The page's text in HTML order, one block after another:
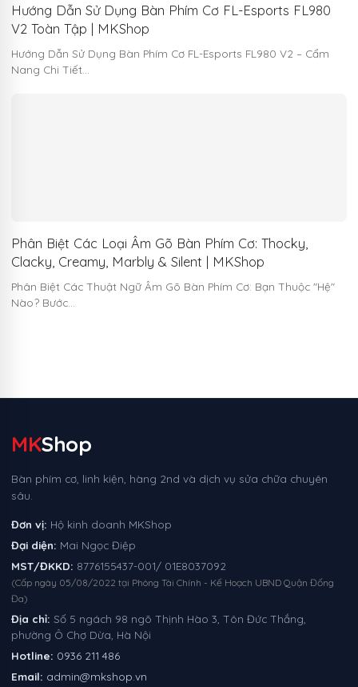
Hướng Dẫn Sử Dụng Bàn Phím Cơ FL-Esports FL980
V2 Toàn Tập | MKShop
Hướng Dẫn Sử Dụng Bàn Phím Cơ FL-Esports FL980 V2 – Cẩm
Nang Chi Tiết…
Phân Biệt Các Loại Âm Gõ Bàn Phím Cơ: Thocky,
Clacky, Creamy, Marbly & Silent | MKShop
Phân Biệt Các Thuật Ngữ Âm Gõ Bàn Phím Cơ: Bạn Thuộc "Hệ"
Nào? Bước…
MKShop
Bàn phím cơ, linh kiện, hàng 2nd và dịch vụ sửa chữa chuyên
sâu.
Đơn vị: Hộ kinh doanh MKShop
Đại diện: Mai Ngọc Điệp
MST/ĐKKD: 8776155437-001/ 01E8037092
(Cấp ngày 05/08/2022 tại Phòng Tài Chính - Kế Hoạch UBND Quận Đống
Đa)
Địa chỉ: Số 5 ngách 98 ngõ Thịnh Hào 3, Tôn Đức Thắng,
phường Ô Chợ Dừa, Hà Nội
Hotline: 0936 211 486
Email: admin@mkshop.vn